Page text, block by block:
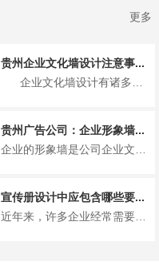
更多
贵州企业文化墙设计注意事...
贵州广告公司：企业形象墙...
宣传册设计中应包含哪些要...
近年来，许多企业经常需要依靠宣传册来进行营销推广。可以说，宣传册是一种非常有效的营销工具。对于各种宣传册设计公司，每年都...